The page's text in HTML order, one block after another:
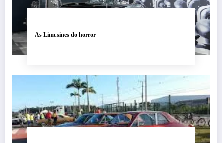
As Limusines do horror